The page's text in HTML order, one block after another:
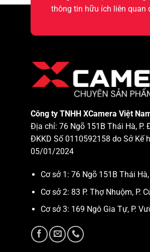
thông tin hữu ích liên quan
Công ty TNHH XCamera Việt
Địa chỉ: 76 Ngõ 151B Thái Hà, P.
ĐKKD Số 0110592158 do Sở Kế
05/01/2024
Cơ sở 1: 76 Ngõ 151B Thái
Cơ sở 2: 83 P. Thợ Nhuộm, P.
Cơ sở 3: 169 Ngô Gia Tự, P.